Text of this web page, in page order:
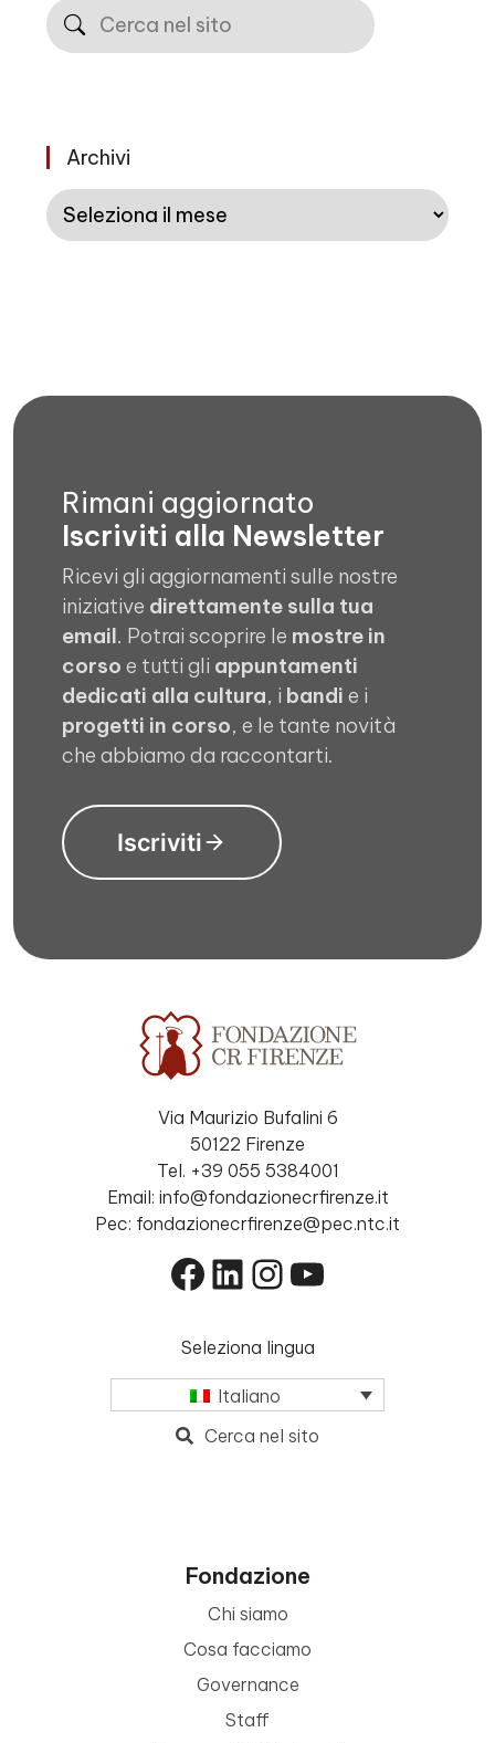
Cerca
Archivi
Archivi
Rimani aggiornato
Iscriviti alla Newsletter
Ricevi gli aggiornamenti sulle nostre
iniziative direttamente sulla tua
email. Potrai scoprire le mostre in
corso e tutti gli appuntamenti
dedicati alla cultura, i bandi e i
progetti in corso, e le tante novità
che abbiamo da raccontarti.
Iscriviti
Via Maurizio Bufalini 6
50122 Firenze
Tel. +39 055 5384001
Email: info@fondazionecrfirenze.it
Pec: fondazionecrfirenze@pec.ntc.it
Facebook
LinkedIn
Instagram
YouTube
Seleziona lingua
Italiano
Cerca nel sito
Fondazione
Chi siamo
Cosa facciamo
Governance
Staff